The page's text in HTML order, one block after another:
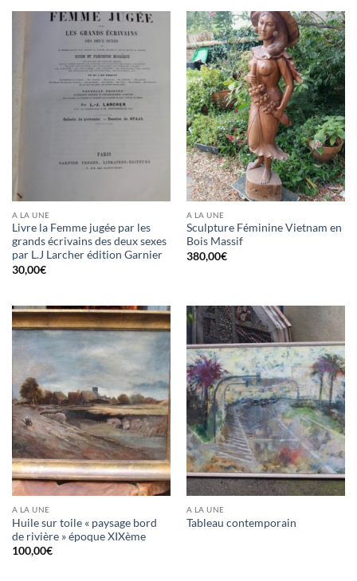
A LA UNE
Livre la Femme jugée par les
grands écrivains des deux sexes
par L.J Larcher édition Garnier
30,00€
A LA UNE
Sculpture Féminine Vietnam en
Bois Massif
380,00€
A LA UNE
Huile sur toile « paysage bord
de rivière » époque XIXème
100,00€
A LA UNE
Tableau contemporain